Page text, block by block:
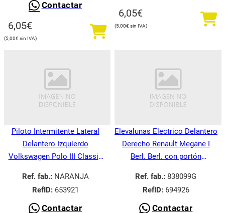
Contactar
6,05€
5,00€
6,05€
5,00€
Piloto Intermitente Lateral
Delantero Izquierdo
Volkswagen Polo III Classic
Ref. fab.:NARANJA
RefID:653921
Contactar
Elevalunas Electrico Delantero
Derecho Renault Megane I
Berl. Berl. con portón
Ref. fab.: 838099G
RefID:694926
Contactar